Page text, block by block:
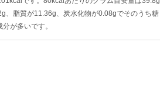
、脂質が11.36g、炭水化物が0.08gでそのうち糖
が多いです。